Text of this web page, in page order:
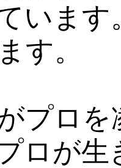
いま
す。
プロ
ロが